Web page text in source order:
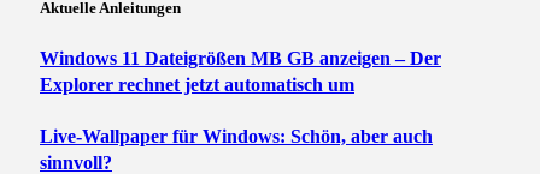
Aktuelle Anleitungen
Windows 11 Dateigrößen MB GB anzeigen – Der
Explorer rechnet jetzt automatisch um
Live-Wallpaper für Windows: Schön, aber auch
sinnvoll?